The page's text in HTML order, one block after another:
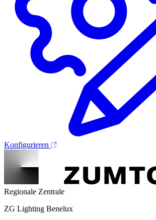
Konfigurieren
Regionale Zentrale
ZG Lighting Benelux